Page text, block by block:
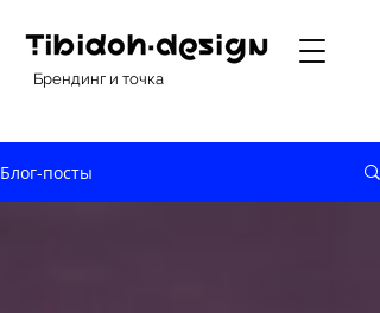
Брендинг и точка
Блог-посты